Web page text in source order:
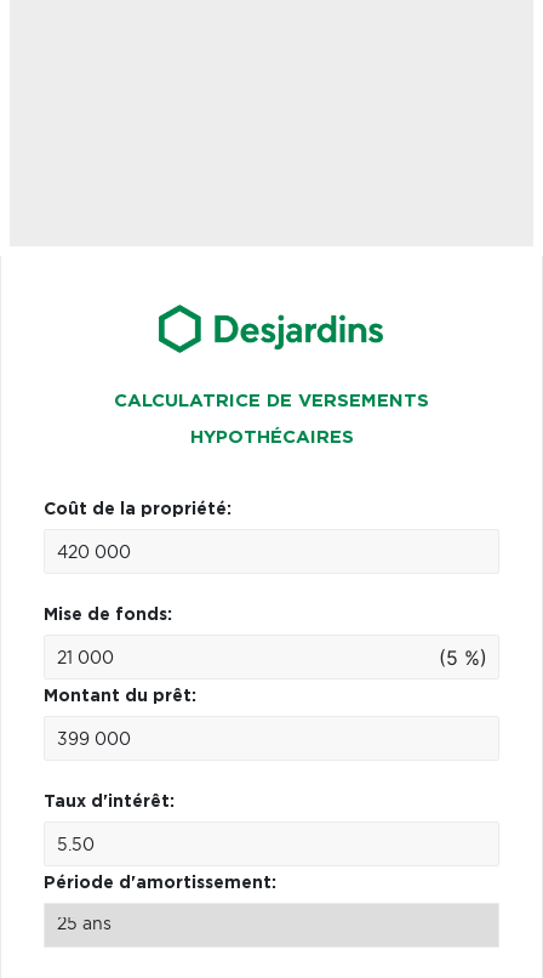
CALCULATRICE DE VERSEMENTS
HYPOTHÉCAIRES
Coût de la propriété:
Mise de fonds:
(5 %)
Montant du prêt:
Taux d'intérêt:
Période d'amortissement: